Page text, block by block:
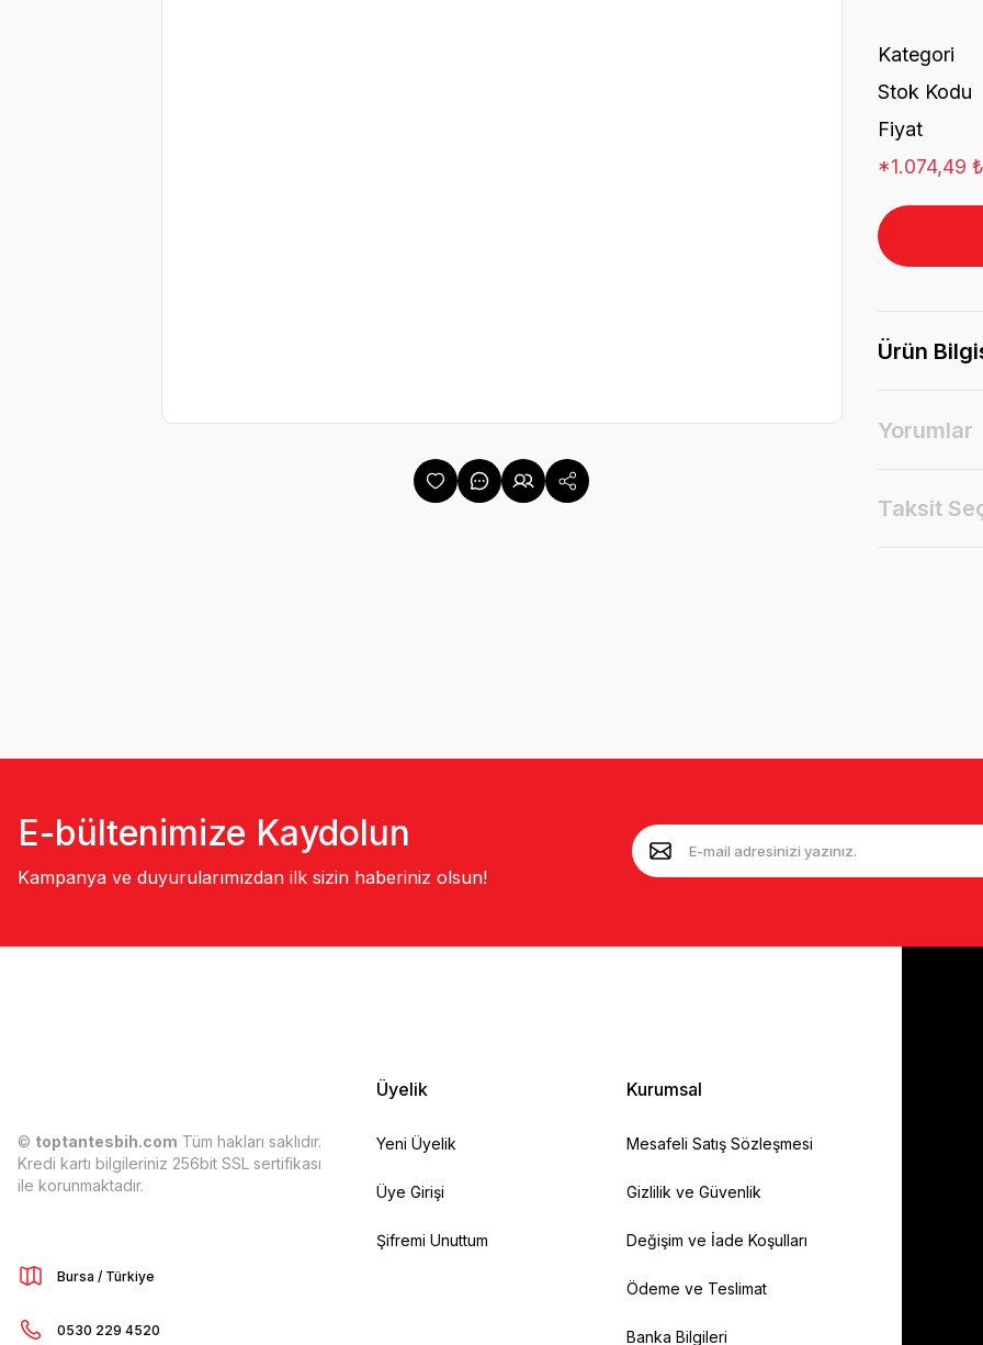
Kategori
Stok Kodu
Fiyat
*1.074,49
Ürün
Yorumlar
Taksit
E-bültenimize Kaydolun
Kampanya ve duyurularımızdan ilk sizin haberiniz olsun!
© toptantesbih.com Tüm hakları saklıdır.
Kredi kartı bilgileriniz 256bit SSL sertifikası
ile korunmaktadır.
Bursa / Türkiye
0530 229 4520
Üyelik
Yeni Üyelik
Üye Girişi
Şifremi Unuttum
Kurumsal
Mesafeli Satış Sözleşmesi
Gizlilik ve Güvenlik
Değişim ve İade Koşulları
Ödeme ve Teslimat
Banka Bilgileri